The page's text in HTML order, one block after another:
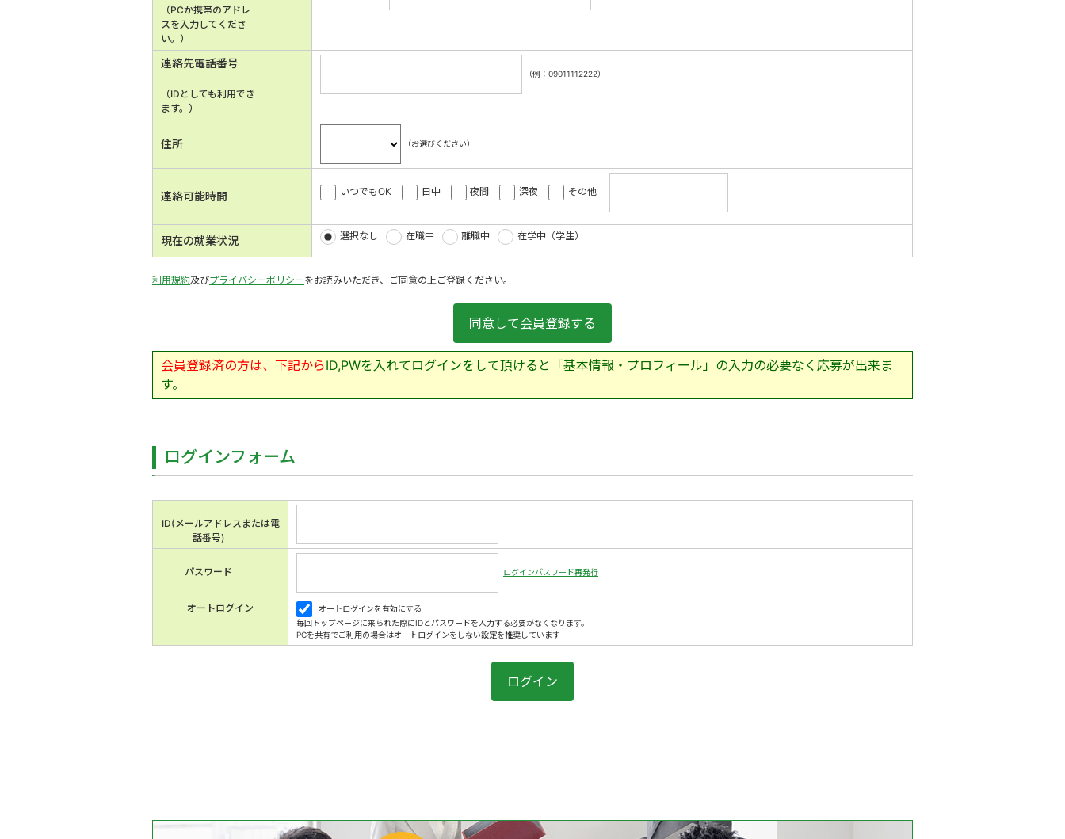
（PCか携帯のアドレ
スを入力してくださ
い。）
連絡先電話番号
（IDとしても利用でき
ます。）
（例：09011112222）
住所 （お選びください）
連絡可能時間 いつでもOK 日中 夜間 深夜 その他
現在の就業状況 選択なし 在職中 離職中 在学中（学生）
利用規約及びプライバシーポリシーをお読みいただき、ご同意の上ご登録ください。
会員登録済の方は、下記からID,PWを入れてログインをして頂けると「基本情報・プロフィール」の入力の必要なく応募が出来ま
す。
ログインフォーム
ID(メールアドレスまたは電
話番号)
パスワード ログインパスワード再発行
オートログイン
オートログインを有効にする
毎回トップページに来られた際にIDとパスワードを入力する必要がなくなります。
PCを共有でご利用の場合はオートログインをしない設定を推奨しています